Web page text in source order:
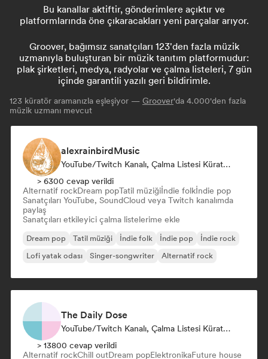
Bu kanallar aktiftir, gönderimlere açıktır ve
platformlarında öne çıkaracakları yeni parçalar arıyor.
Groover, bağımsız sanatçıları 123'den fazla müzik
uzmanıyla buluşturan bir müzik tanıtım platformudur:
plak şirketleri, medya, radyolar ve çalma listeleri, 7 gün
içinde garantili yazılı geri bildirimle.
123 küratör aramanızla eşleşiyor — Groover'da 4.000'den fazla
müzik uzmanı mevcut
alexrainbirdMusic
YouTube/Twitch Kanalı, Çalma Listesi Küratörü
> 6300 cevap verildi
Alternatif rockDream popTatil müziğiİndie folkİndie pop
Sanatçıları YouTube, SoundCloud veya Twitch kanalımda
paylaş
Sanatçıları etkileyici çalma listelerime ekle
Dream pop Tatil müziği İndie folk İndie pop
İndie rock
Lofi yatak odası
Singer-songwriter Alternatif rock
The Daily Dose
YouTube/Twitch Kanalı, Çalma Listesi Küratörü
> 13800 cevap verildi
Alternatif rockChill outDream popElektronikaFuture house